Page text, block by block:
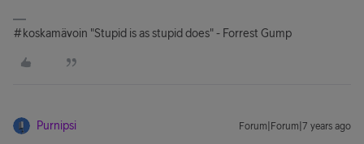
#koskamävoin "Stupid is as stupid does" - Forrest Gump
Purnipsi Forum|Forum|7 years ago